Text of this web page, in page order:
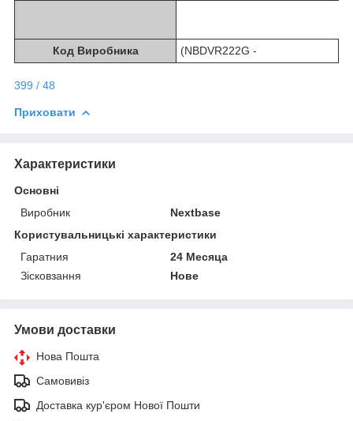
Код Виробника (NBDVR222G -
399 / 48
Приховати
Характеристики
Основні
Виробник
Nextbase
Користувальницькі характеристики
Гаратния
24 Месяца
Зісковзання
Нове
Умови доставки
Нова Пошта
Самовивіз
Доставка кур'єром Нової Пошти